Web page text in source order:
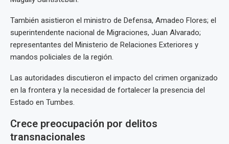
También asistieron el ministro de Defensa, Amadeo Flores; el
superintendente nacional de Migraciones, Juan Alvarado;
representantes del Ministerio de Relaciones Exteriores y
mandos policiales de la región.
Las autoridades discutieron el impacto del crimen organizado
en la frontera y la necesidad de fortalecer la presencia del
Estado en Tumbes.
Crece preocupación por delitos
transnacionales